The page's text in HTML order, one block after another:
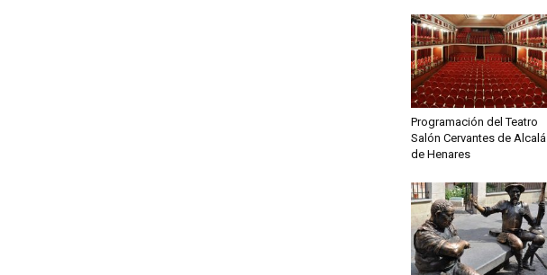
Programación del Teatro
Salón Cervantes de Alcalá
de Henares